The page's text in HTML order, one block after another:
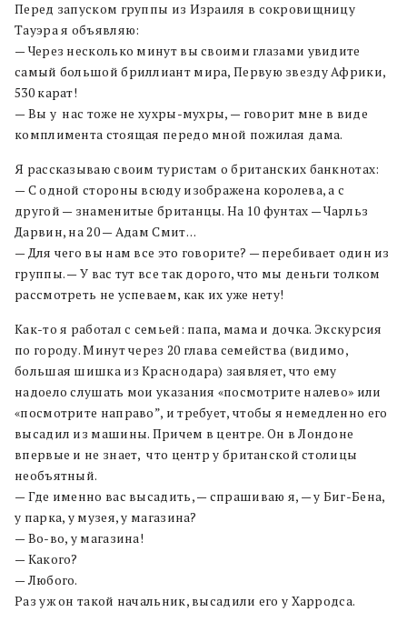
Перед запуском группы из Израиля в сокровищницу
Тауэра я объявляю:
— Через несколько минут вы своими глазами увидите
самый большой бриллиант мира, Первую звезду Африки,
530 карат!
— Вы у нас тоже не хухры-мухры, — говорит мне в виде
комплимента стоящая передо мной пожилая дама.
Я рассказываю своим туристам о британских банкнотах:
— С одной стороны всюду изображена королева, а с
другой — знаменитые британцы. На 10 фунтах — Чарльз
Дарвин, на 20 — Адам Смит…
— Для чего вы нам все это говорите? — перебивает один из
группы. — У вас тут все так дорого, что мы деньги толком
рассмотреть не успеваем, как их уже нету!
Как-то я работал с семьей: папа, мама и дочка. Экскурсия
по городу. Минут через 20 глава семейства (видимо,
большая шишка из Краснодара) заявляет, что ему
надоело слушать мои указания «посмотрите налево» или
«посмотрите направо”, и требует, чтобы я немедленно его
высадил из машины. Причем в центре. Он в Лондоне
впервые и не знает, что центр у британской столицы
необъятный.
— Где именно вас высадить, — спрашиваю я, — у Биг-Бена,
у парка, у музея, у магазина?
— Во-во, у магазина!
— Какого?
— Любого.
Раз уж он такой начальник, высадили его у Харродса.